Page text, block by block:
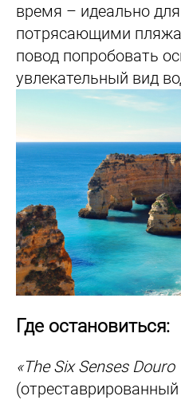
время – идеально
потрясающими
повод попробовать
увлекательный вид
Где остановиться:
«The Six Senses Douro